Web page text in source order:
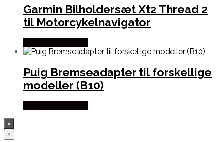
Garmin Bilholdersæt Xt2 Thread 2
til Motorcykelnavigator
Puig Bremseadapter til forskellige
modeller (B10)
×
×